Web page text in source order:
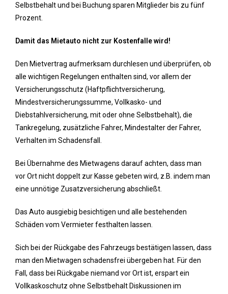
Selbstbehalt und bei Buchung sparen Mitglieder bis zu fünf
Prozent.
Damit das Mietauto nicht zur Kostenfalle wird!
Den Mietvertrag aufmerksam durchlesen und überprüfen, ob
alle wichtigen Regelungen enthalten sind, vor allem der
Versicherungsschutz (Haftpflichtversicherung,
Mindestversicherungssumme, Vollkasko- und
Diebstahlversicherung, mit oder ohne Selbstbehalt), die
Tankregelung, zusätzliche Fahrer, Mindestalter der Fahrer,
Verhalten im Schadensfall.
Bei Übernahme des Mietwagens darauf achten, dass man
vor Ort nicht doppelt zur Kasse gebeten wird, z.B. indem man
eine unnötige Zusatzversicherung abschließt.
Das Auto ausgiebig besichtigen und alle bestehenden
Schäden vom Vermieter festhalten lassen.
Sich bei der Rückgabe des Fahrzeugs bestätigen lassen, dass
man den Mietwagen schadensfrei übergeben hat. Für den
Fall, dass bei Rückgabe niemand vor Ort ist, erspart ein
Vollkaskoschutz ohne Selbstbehalt Diskussionen im